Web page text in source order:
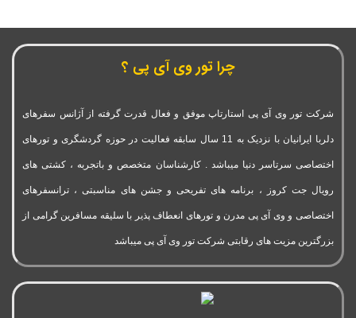
چرا تور وی آی پی ؟
شرکت تور وی آی پی استارتاپ موفق و فعال قدرت گرفته از آژانس سفرهای
دلربا ایرانیان با نزدیک به 11 سال سابقه فعالیت در حوزه گردشگری و تورهای
اختصاصی سرتاسر دنیا میباشد . کارشناسان متخصص و باتجربه ، کشتی های
رویال جت کروز ، برنامه های تفریحی و جشن های مناسبتی ، ترانسفرهای
اختصاصی و وی آی پی مدرن و تورهای انعطاف پذیر با سلیقه مسافرین گرامی از
بزرگترین مزیت های رقابتی شرکت تور وی آی پی میباشد